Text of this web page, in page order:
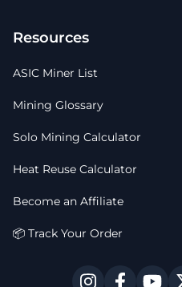
Resources
ASIC Miner List
Mining Glossary
Solo Mining Calculator
Heat Reuse Calculator
Become an Affiliate
📦 Track Your Order